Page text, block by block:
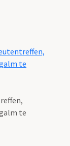
te